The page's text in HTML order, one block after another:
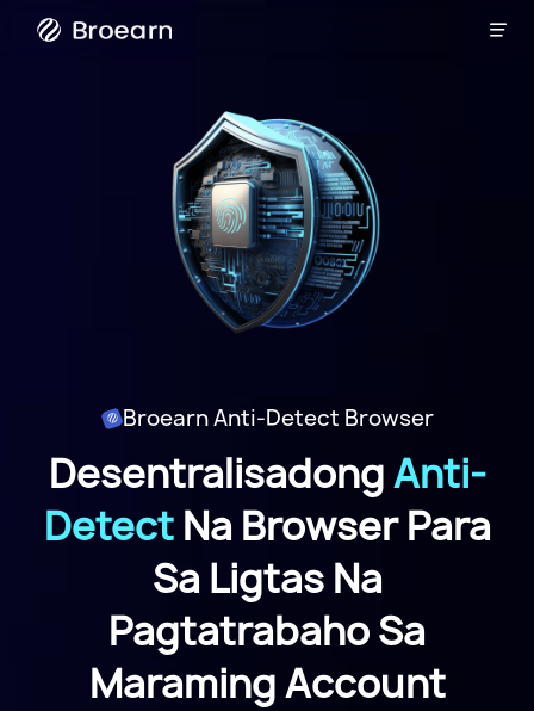

Broearn Anti-Detect Browser
DesentralisadongAnti-
Detect Na Browser Para
Sa Ligtas Na
Pagtatrabaho Sa
Maraming Account